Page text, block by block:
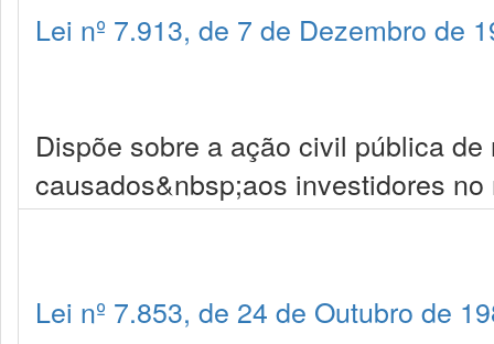
Lei nº 7.913, de 7 de Dezembro de
Dispõe sobre a ação civil pública
causados&nbsp;aos investidores
Lei nº 7.853, de 24 de Outubro de